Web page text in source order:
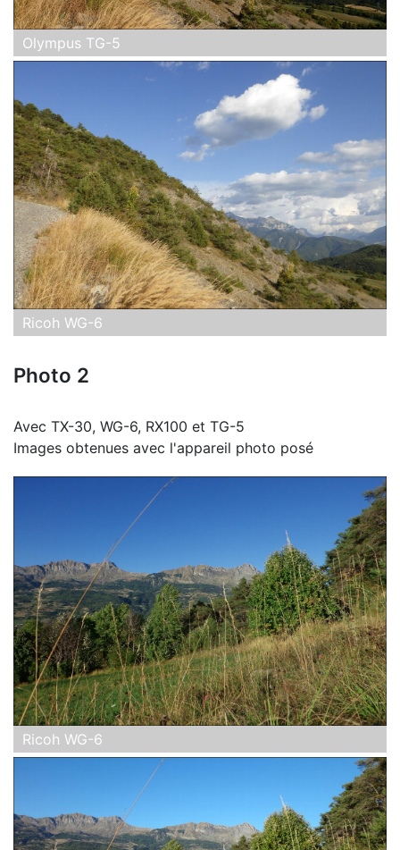
Olympus TG-5
Ricoh WG-6
Photo 2
Avec TX-30, WG-6, RX100 et TG-5
Images obtenues avec l'appareil photo posé
Ricoh WG-6